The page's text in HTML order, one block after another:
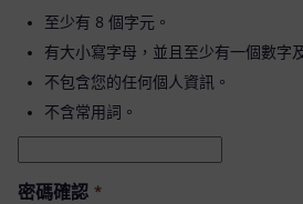
至少有 8 個字元。
有大小寫字母，並且至少有一個數字
不包含您的任何個人資訊。
不含常用詞。
密碼確認 *